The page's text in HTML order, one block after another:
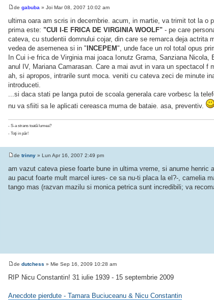
de gabuba » Joi Mar 08, 2007 10:02 am
ultima oara am scris in decembrie. acum, in martie, va trimit tot la o
prima este: "CUI I-E FRICA DE VIRGINIA WOOLF" - pe care
cateva, cu studentii domnului cojar, din care se remarca deja actrita
vedea de asemenea si in " INCEPEM", unde face un rol total opus
In Cui i-e frica de Virginia mai joaca Ionutz Grama, Sanziana
anul IV, Mariana Camarasan. Care a mai avut in vara un spectacol f
ah, si apropos, intrarile sunt moca. veniti cu cateva zeci de minute
introduceti.
...si daca stati pe langa putoi de scoala generala care vorbesc la
nu va sfiiti sa le aplicati cereasca muma de bataie. asa, preventiv.
- S-a strans toată lumea?
- Toţi in păr!
de trinny » Lun Apr 16, 2007 2:49 pm
am vazut cateva piese foarte bune in ultima vreme, si anume henric
au pacut foarte mult marcel iures- ce sa nu-ti placa la el?-, camelia
tango mas (razvan mazilu si monica petrica sunt incredibili; va
de dutchess » Mie Sep 16, 2009 10:28 am
RIP Nicu Constantin! 31 iulie 1939 - 15 septembrie 2009
Anecdote pierdute - Tamara Buciuceanu & Nicu Constantin